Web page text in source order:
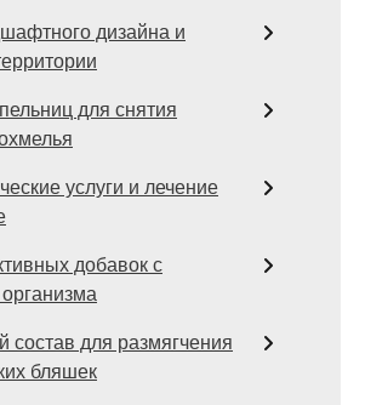
дизайна и
для снятия
услуги и лечение
добавок с
для размягчения
бляшек